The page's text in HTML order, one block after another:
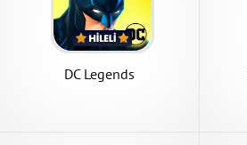
DC Legends